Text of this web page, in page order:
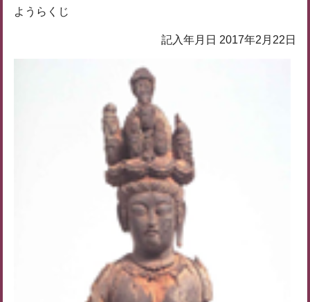
ようらくじ
記入年月日 2017年2月22日